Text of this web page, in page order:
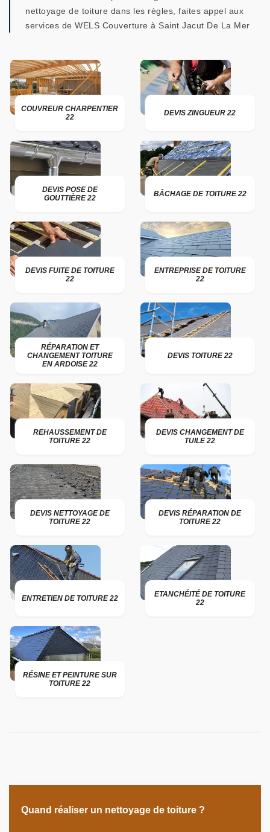
nettoyage de toiture dans les règles, faites appel aux
services de WELS Couverture à Saint Jacut De La Mer
COUVREUR CHARPENTIER
22
DEVIS ZINGUEUR 22
DEVIS POSE DE
GOUTTIÈRE 22
BÂCHAGE DE TOITURE 22
DEVIS FUITE DE TOITURE
22
ENTREPRISE DE TOITURE
22
RÉPARATION ET
CHANGEMENT TOITURE
EN ARDOISE 22
DEVIS TOITURE 22
REHAUSSEMENT DE
TOITURE 22
DEVIS CHANGEMENT DE
TUILE 22
DEVIS NETTOYAGE DE
TOITURE 22
DEVIS RÉPARATION DE
TOITURE 22
ENTRETIEN DE TOITURE 22
ETANCHÉITÉ DE TOITURE
22
RÉSINE ET PEINTURE SUR
TOITURE 22
Quand réaliser un nettoyage de toiture ?